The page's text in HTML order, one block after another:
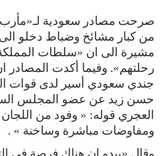
صرحت مصادر سعودية لـ«مأرب
من كبار مشائخ وضباط دخلو
مشيرة الى ان «سلطات
رحلتهم». وفيما أكدت المصادر
جندي سعودي أسير لدى قوات
حسن زيد عن عضو المجلس
العجري قوله: « وفود من
ومفاوضات مباشرة وساخنة » .